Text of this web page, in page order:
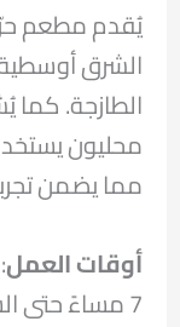
يُقدم مطعم
الشرق
الطازجة. كما
محليون
مما يضمن
أوقات العمل
7 مساءً حتى الساعة 12 صباحاً